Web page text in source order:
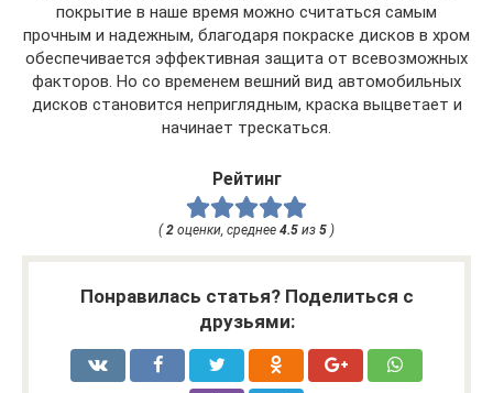
покрытие в наше время можно считаться самым
прочным и надежным, благодаря покраске дисков в хром
обеспечивается эффективная защита от всевозможных
факторов. Но со временем вешний вид автомобильных
дисков становится неприглядным, краска выцветает и
начинает трескаться.
Рейтинг
( 2 оценки, среднее 4.5 из 5 )
Понравилась статья? Поделиться с
друзьями: